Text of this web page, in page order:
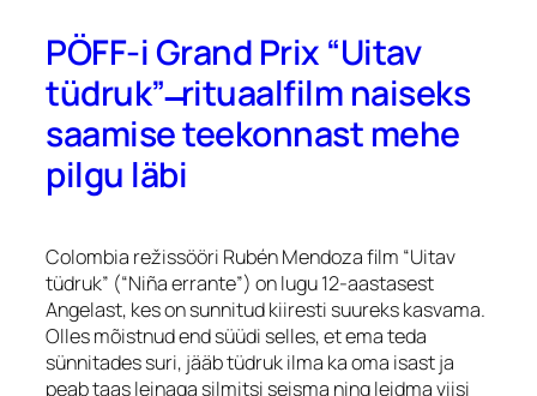
PÖFF-i Grand Prix “Uitav
tüdruk” ̶ rituaalfilm naiseks
saamise teekonnast mehe
pilgu läbi
Colombia režissööri Rubén Mendoza film “Uitav
tüdruk” (“Niña errante”) on lugu 12-aastasest
Angelast, kes on sunnitud kiiresti suureks kasvama.
Olles mõistnud end süüdi selles, et ema teda
sünnitades suri, jääb tüdruk ilma ka oma isast ja
peab taas leinaga silmitsi seisma ning leidma viisi